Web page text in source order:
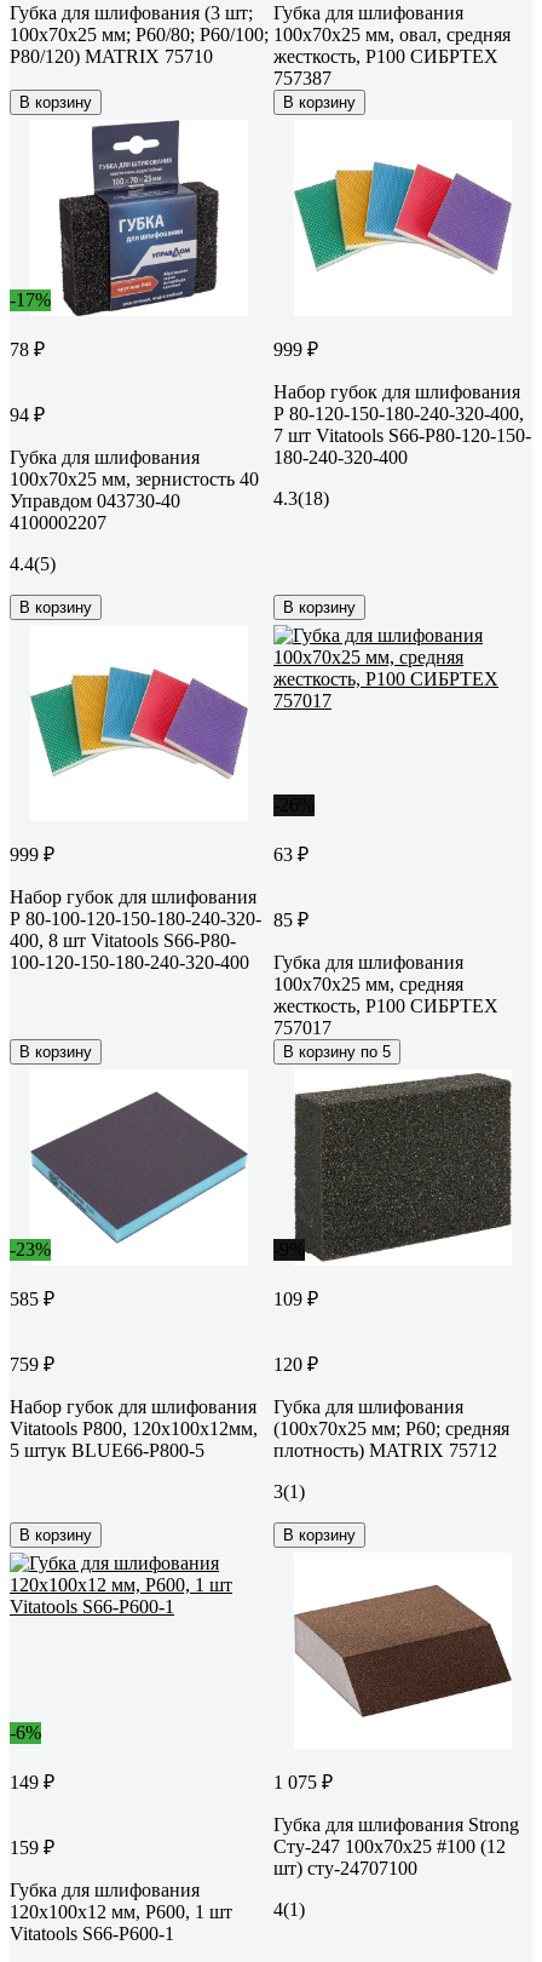
Губка для шлифования (3 шт;
100x70x25 мм; P60/80; P60/100;
P80/120) MATRIX 75710
В корзину
Губка для шлифования
100x70x25 мм, овал, средняя
жесткость, Р100 СИБРТЕХ
757387
В корзину
-17%
78 ₽
94 ₽
Губка для шлифования
100х70х25 мм, зернистость 40
Управдом 043730-40
4100002207
4.4(5)
В корзину
999 ₽
Набор губок для шлифования
Р 80-120-150-180-240-320-400,
7 шт Vitatools S66-P80-120-150-
180-240-320-400
4.3(18)
В корзину
999 ₽
Набор губок для шлифования
Р 80-100-120-150-180-240-320-
400, 8 шт Vitatools S66-P80-
100-120-150-180-240-320-400
В корзину
63 ₽
85 ₽
Губка для шлифования
100x70x25 мм, средняя
жесткость, Р100 СИБРТЕХ
757017
В корзину по 5
-23%
585 ₽
759 ₽
Набор губок для шлифования
Vitatools P800, 120x100x12мм,
5 штук BLUE66-P800-5
В корзину
109 ₽
120 ₽
Губка для шлифования
(100х70х25 мм; P60; средняя
плотность) MATRIX 75712
3(1)
В корзину
-6%
149 ₽
159 ₽
Губка для шлифования
120х100х12 мм, P600, 1 шт
Vitatools S66-P600-1
1 075 ₽
Губка для шлифования Strong
Сту-247 100x70x25 #100 (12
шт) сту-24707100
4(1)